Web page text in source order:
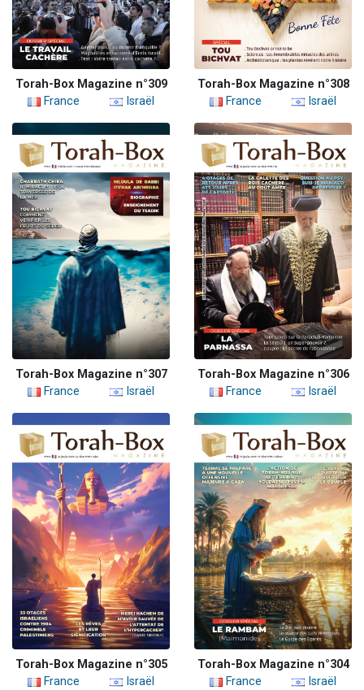
Torah-Box Magazine n°309
France
Israël
Torah-Box Magazine n°308
France
Israël
Torah-Box Magazine n°307
France
Israël
Torah-Box Magazine n°306
France
Israël
Torah-Box Magazine n°305
France
Israël
Torah-Box Magazine n°304
France
Israël